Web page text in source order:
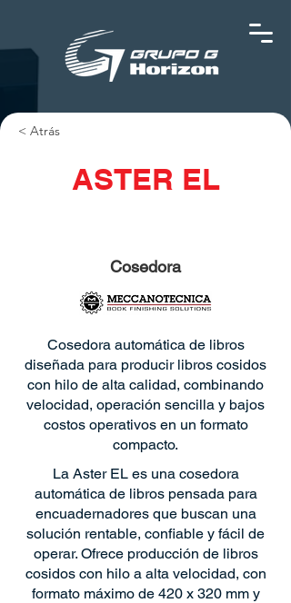
< Atrás
ASTER EL
Cosedora
Cosedora automática de libros
diseñada para producir libros cosidos
con hilo de alta calidad, combinando
velocidad, operación sencilla y bajos
costos operativos en un formato
compacto.
La Aster EL es una cosedora
automática de libros pensada para
encuadernadores que buscan una
solución rentable, confiable y fácil de
operar. Ofrece producción de libros
cosidos con hilo a alta velocidad, con
formato máximo de 420 x 320 mm y